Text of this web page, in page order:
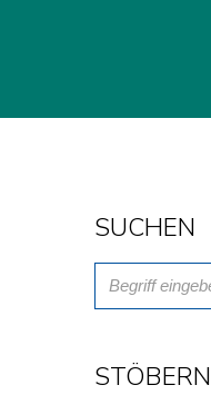
SUCHEN
STÖBERN